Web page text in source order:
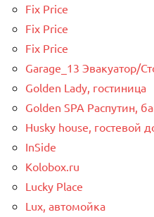
Fix Price
Fix Price
Fix Price
Garage_13 Эвакуатор/
Golden Lady, гостиница
Golden SPA Распутин,
Husky house, гостевой
InSide
Kolobox.ru
Lucky Place
Lux, автомойка